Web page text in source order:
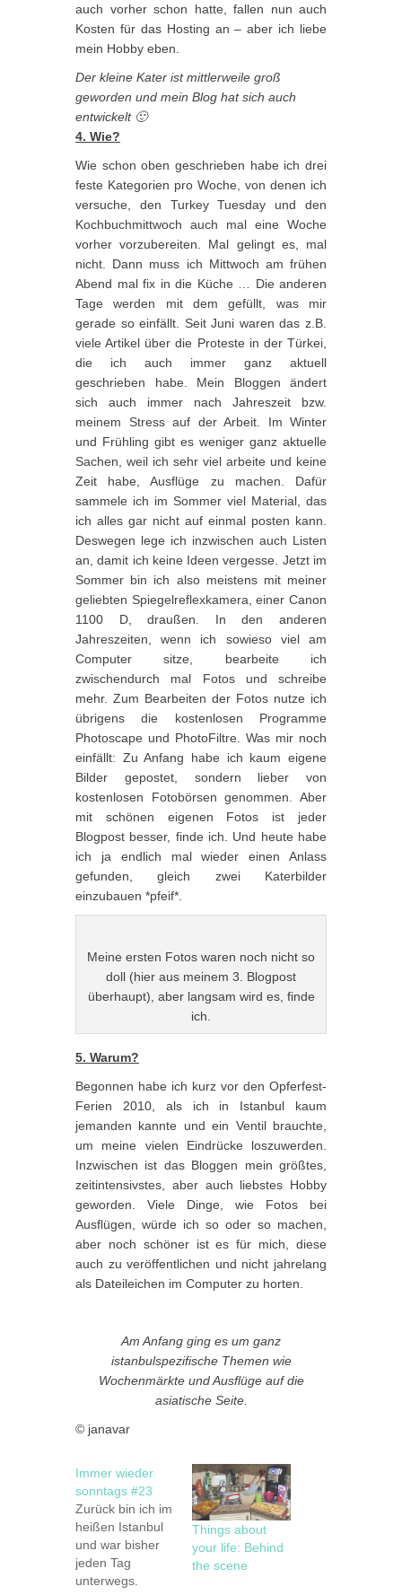
auch vorher schon hatte, fallen nun auch
Kosten für das Hosting an – aber ich liebe
mein Hobby eben.
Der kleine Kater ist mittlerweile groß
geworden und mein Blog hat sich auch
entwickelt 🙂
4. Wie?
Wie schon oben geschrieben habe ich drei
feste Kategorien pro Woche, von denen ich
versuche, den Turkey Tuesday und den
Kochbuchmittwoch auch mal eine Woche
vorher vorzubereiten. Mal gelingt es, mal
nicht. Dann muss ich Mittwoch am frühen
Abend mal fix in die Küche … Die anderen
Tage werden mit dem gefüllt, was mir
gerade so einfällt. Seit Juni waren das z.B.
viele Artikel über die Proteste in der Türkei,
die ich auch immer ganz aktuell
geschrieben habe. Mein Bloggen ändert
sich auch immer nach Jahreszeit bzw.
meinem Stress auf der Arbeit. Im Winter
und Frühling gibt es weniger ganz aktuelle
Sachen, weil ich sehr viel arbeite und keine
Zeit habe, Ausflüge zu machen. Dafür
sammele ich im Sommer viel Material, das
ich alles gar nicht auf einmal posten kann.
Deswegen lege ich inzwischen auch Listen
an, damit ich keine Ideen vergesse. Jetzt im
Sommer bin ich also meistens mit meiner
geliebten Spiegelreflexkamera, einer Canon
1100 D, draußen. In den anderen
Jahreszeiten, wenn ich sowieso viel am
Computer sitze, bearbeite ich
zwischendurch mal Fotos und schreibe
mehr. Zum Bearbeiten der Fotos nutze ich
übrigens die kostenlosen Programme
Photoscape und PhotoFiltre. Was mir noch
einfällt: Zu Anfang habe ich kaum eigene
Bilder gepostet, sondern lieber von
kostenlosen Fotobörsen genommen. Aber
mit schönen eigenen Fotos ist jeder
Blogpost besser, finde ich. Und heute habe
ich ja endlich mal wieder einen Anlass
gefunden, gleich zwei Katerbilder
einzubauen *pfeif*.
Meine ersten Fotos waren noch nicht so
doll (hier aus meinem 3. Blogpost
überhaupt), aber langsam wird es, finde
ich.
5. Warum?
Begonnen habe ich kurz vor den Opferfest-
Ferien 2010, als ich in Istanbul kaum
jemanden kannte und ein Ventil brauchte,
um meine vielen Eindrücke loszuwerden.
Inzwischen ist das Bloggen mein größtes,
zeitintensivstes, aber auch liebstes Hobby
geworden. Viele Dinge, wie Fotos bei
Ausflügen, würde ich so oder so machen,
aber noch schöner ist es für mich, diese
auch zu veröffentlichen und nicht jahrelang
als Dateileichen im Computer zu horten.
Am Anfang ging es um ganz
istanbulspezifische Themen wie
Wochenmärkte und Ausflüge auf die
asiatische Seite.
© janavar
Immer wieder
sonntags #23
Zurück bin ich im
heißen Istanbul
und war bisher
jeden Tag
unterwegs.
Things about
your life: Behind
the scene